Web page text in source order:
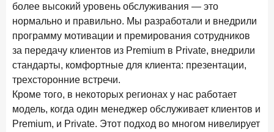
24 декабря 2025 года
Страховщики, УК, брокер-маркетплейсы: как новые
игроки меняют рынок инвестиций
19 декабря 2025 года
В эпоху дуополии маркетплейсов селлеры ищут
новые финансовые решения
18 декабря 2025 года
Ипотека 2025–2026: стресс‑тест высокими ставками и
более высокий уровень обслуживания — это
нормально и правильно. Мы разработали и внедрили
программу мотивации и премирования сотрудников
за передачу клиентов из Premium в Private, внедрили
стандарты, комфортные для клиента: презентации,
трехсторонние встречи.
Кроме того, в некоторых регионах у нас работает
модель, когда один менеджер обслуживает клиентов и
Premium, и Private. Этот подход во многом нивелирует